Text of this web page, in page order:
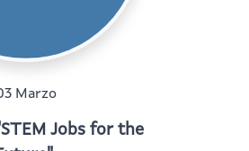
Marzo
Jobs for the